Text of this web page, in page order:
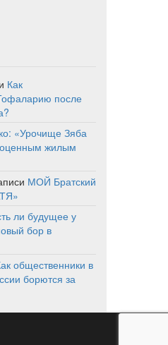
Как
после
«Урочище Зяба
жилым
МОЙ Братский
ли будущее у
бор в
общественники в
борются за